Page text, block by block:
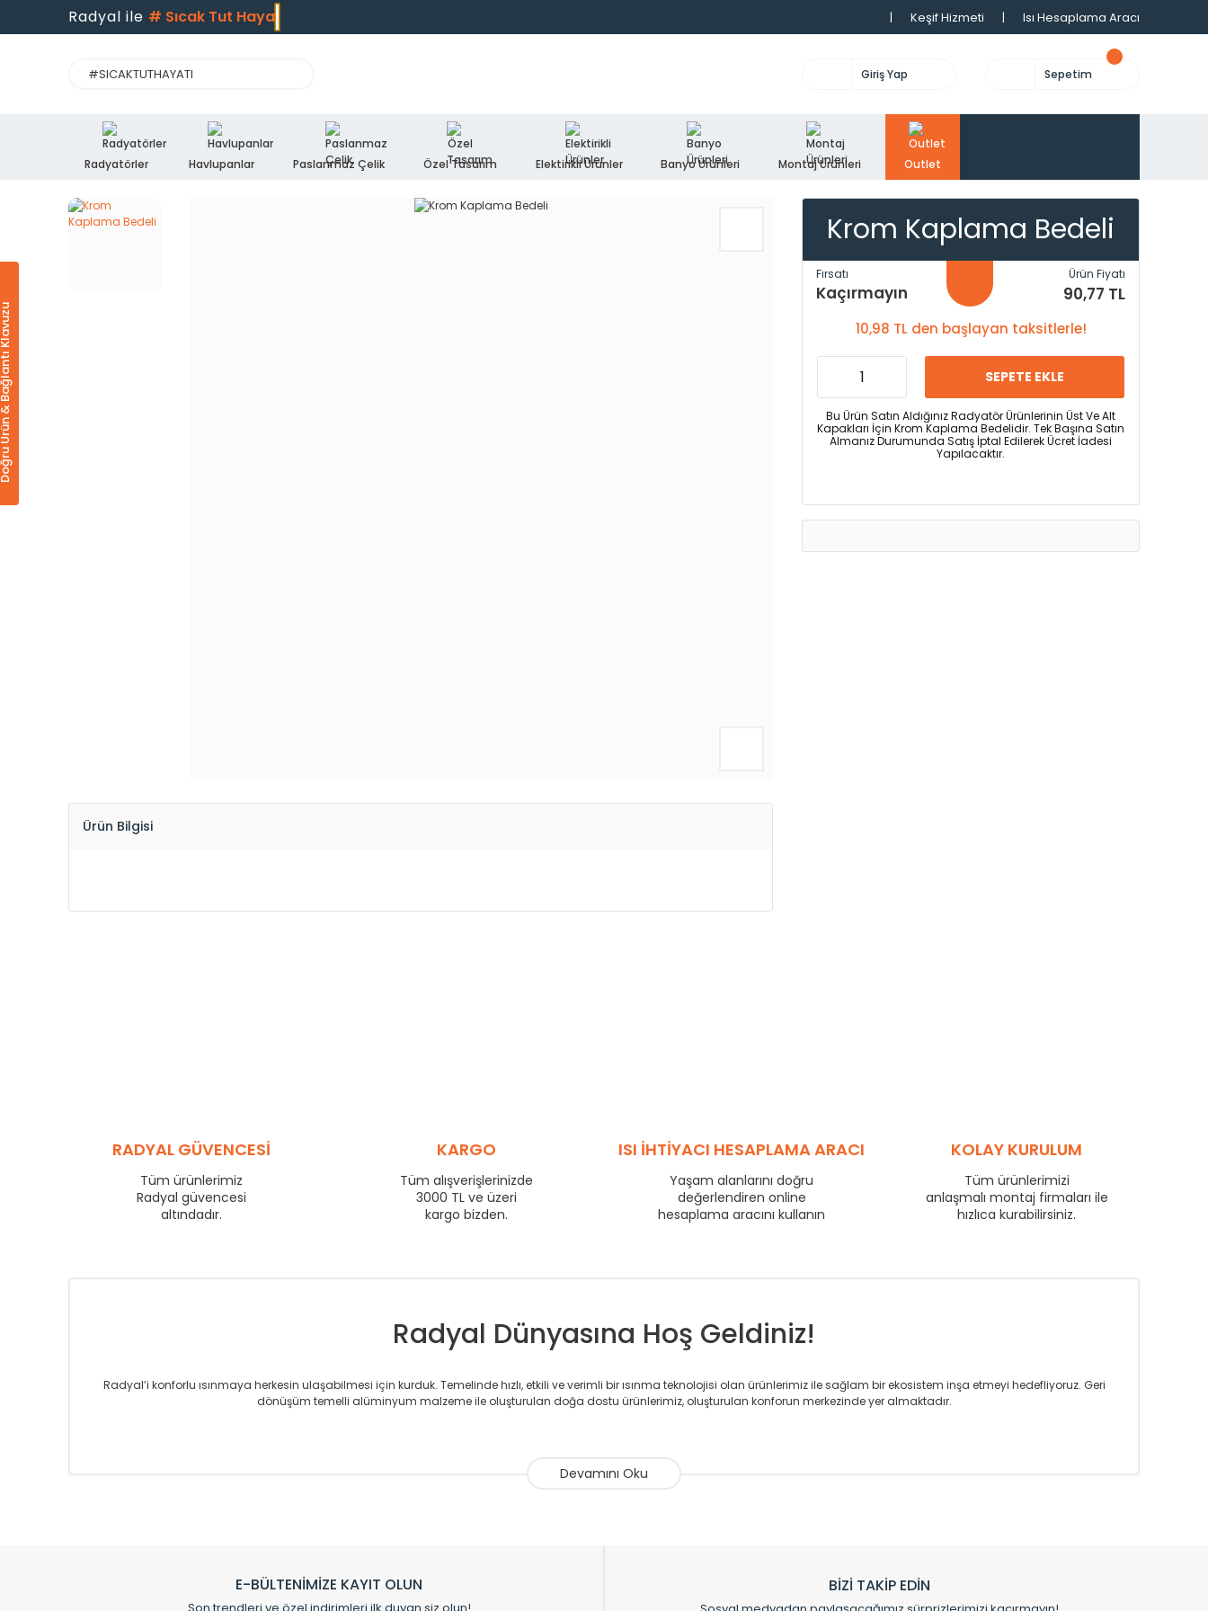
Radyal ile # Sıcak Tut Hayatı | Keşif Hizmeti | Isı Hesaplama Aracı
Giriş Yap Sepetim
Radyatörler Havlupanlar Paslanmaz Çelik Özel Tasarım Elektirikli Ürünler Banyo Ürünleri Montaj Ürünleri Outlet
Klavuzu
Ürün Bilgisi
Krom Kaplama Bedeli
Fırsatı
Kaçırmayın
Ürün Fiyatı
90,77 TL
10,98 TL den başlayan taksitlerle!
SEPETE EKLE
Bu Ürün Satın Aldığınız Radyatör Ürünlerinin Üst Ve Alt
Kapakları İçin Krom Kaplama Bedelidir. Tek Başına Satın
Almanız Durumunda Satış İptal Edilerek Ücret İadesi
Yapılacaktır.
RADYAL GÜVENCESİ
Tüm ürünlerimiz
Radyal güvencesi
altındadır.
KARGO
Tüm alışverişlerinizde
3000 TL ve üzeri
kargo bizden.
ISI İHTİYACI HESAPLAMA ARACI
Yaşam alanlarını doğru
değerlendiren online
hesaplama aracını kullanın
KOLAY KURULUM
Tüm ürünlerimizi
anlaşmalı montaj firmaları ile
hızlıca kurabilirsiniz.
Radyal Dünyasına Hoş Geldiniz!
Radyal’i konforlu ısınmaya herkesin ulaşabilmesi için kurduk. Temelinde hızlı, etkili ve verimli bir ısınma teknolojisi olan ürünlerimiz ile sağlam bir ekosistem inşa etmeyi hedefliyoruz. Geri
dönüşüm temelli alüminyum malzeme ile oluşturulan doğa dostu ürünlerimiz, oluşturulan konforun merkezinde yer almaktadır.
Avrupa’ya yapmakta olduğu ihracat ile de ürünlerinde sadece tasarımın ön planda olmadığını aynı zamanda kalite olarak ta en üst seviyede olduğunu göstermiştir.
Klasik modellerimizin yanında, modern hatları ile de dikkat çeken tasarım radyatörlerimiz veülkemizdeki birçok elite projede tercih edilmekte, mimarların kişiselleştirilmiş çözümlerinde
Radyal sunmuş olduğu Alüminyum radyatör ve havlupanların tamamlayıcısı olan vana, montaj aparatı, termostat, boru gizleme kılıfı gibi aksesuarları ile de özel çözümler
E-BÜLTENİMİZE KAYIT OLUN BİZİ TAKİP EDİN